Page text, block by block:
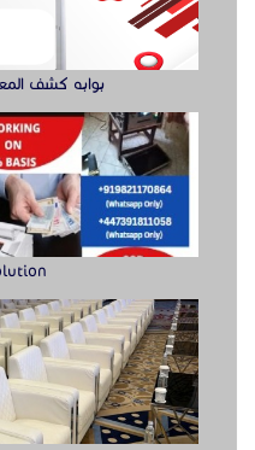
بوابه كشف